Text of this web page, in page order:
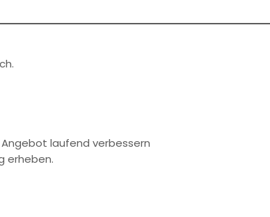
laufend verbessern
erheben.